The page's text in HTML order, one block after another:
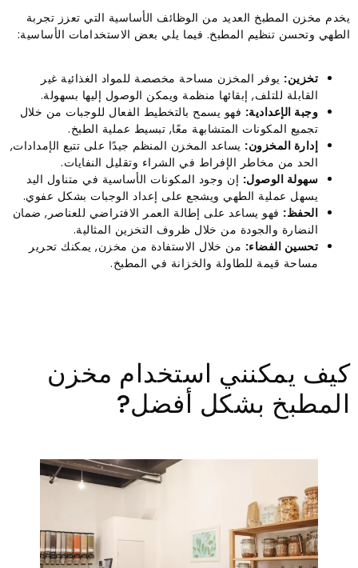
يخدم مخزن المطبخ العديد من الوظائف الأساسية التي تعزز تجربة
الطهي وتحسن تنظيم المطبخ. فيما يلي بعض الاستخدامات الأساسية:
تخزين: يوفر المخزن مساحة مخصصة للمواد الغذائية غير
القابلة للتلف, إبقائها منظمة ويمكن الوصول إليها بسهولة.
وجبة الإعدادية: فهو يسمح بالتخطيط الفعال للوجبات من خلال
تجميع المكونات المتشابهة معًا, تبسيط عملية الطبخ.
إدارة المخزون: يساعد المخزن المنظم جيدًا على تتبع الإمدادات,
الحد من مخاطر الإفراط في الشراء وتقليل النفايات.
سهولة الوصول: إن وجود المكونات الأساسية في متناول اليد
يسهل عملية الطهي ويشجع على إعداد الوجبات بشكل عفوي.
الحفظ: فهو يساعد على إطالة العمر الافتراضي للعناصر, ضمان
النضارة والجودة من خلال ظروف التخزين المثالية.
تحسين الفضاء: من خلال الاستفادة من مخزن, يمكنك تحرير
مساحة قيمة للطاولة والخزانة في المطبخ.
كيف يمكنني استخدام مخزن
المطبخ بشكل أفضل?